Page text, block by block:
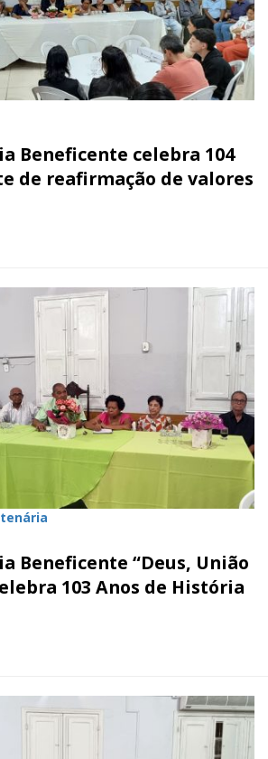
Beneficente celebra 104
de reafirmação de valores
Beneficente “Deus, União
103 Anos de História